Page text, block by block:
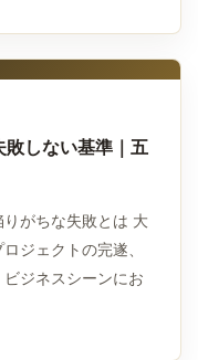
敗しない基準｜五
がちな失敗とは 大
ジェクトの完遂、
ジネスシーンにお